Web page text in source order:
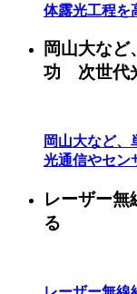
体露光工程を
岡山大など
功 次世代
岡山大など
光通信やセン
レーザー無
る